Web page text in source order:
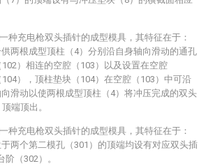
种充电枪双头插针的成型模具，其特征在于：
两根成型顶柱（4）分别沿自身轴向滑动的通孔
102）相连的空腔（103）以及设置在空腔
104），顶柱垫块（104）在空腔（103）中可沿
滑动以使两根成型顶柱（4）将冲压完成的双头
端顶出。
种充电枪双头插针的成型模具，其特征在于：
两个第二模孔（301）的顶端均设有对应双头插
（302）。